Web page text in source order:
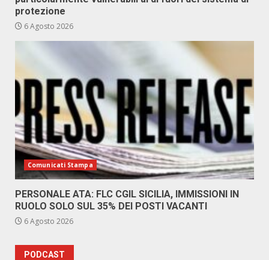
protezione
6 Agosto 2026
Comunicati Stampa
PERSONALE ATA: FLC CGIL SICILIA, IMMISSIONI IN
RUOLO SOLO SUL 35% DEI POSTI VACANTI
6 Agosto 2026
PODCAST